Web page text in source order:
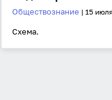
Обществознание | 15
Схема.